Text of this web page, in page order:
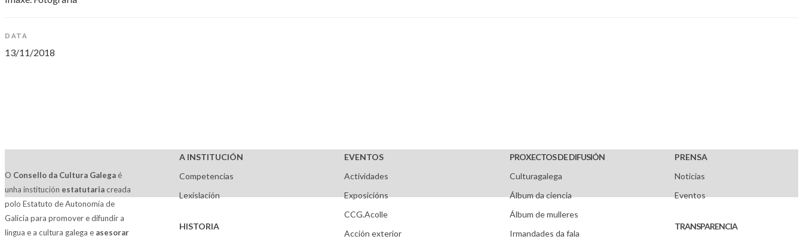
DATA
13/11/2018
O Consello da Cultura Galega é
unha institución estatutariacreada
polo Estatuto de Autonomía de
Galicia para promover e difundir a
lingua e a cultura galega e asesorar
A INSTITUCIÓN
Competencias
Lexislación
HISTORIA
EVENTOS
Actividades
Exposicións
CCG.Acolle
Acción exterior
PROXECTOS DE DIFUSIÓN
Culturagalega
Álbum da ciencia
Álbum de mulleres
Irmandades da fala
PRENSA
Noticias
Eventos
TRANSPARENCIA